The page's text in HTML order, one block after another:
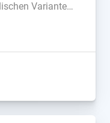
Variante